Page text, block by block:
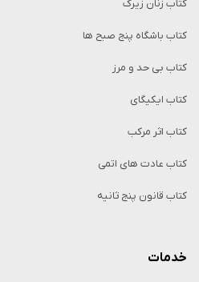
کتاب زنان زیرک
کتاب باشگاه پنج صبح ها
کتاب بی حد و مرز
کتاب ایکیگای
کتاب اثر مرکب
کتاب عادت های اتمی
کتاب قانون پنج ثانیه
خدمات